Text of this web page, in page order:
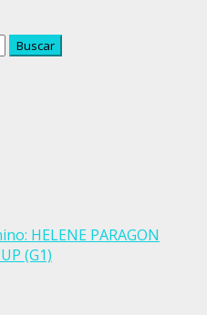
HELENE PARAGON
(G1)